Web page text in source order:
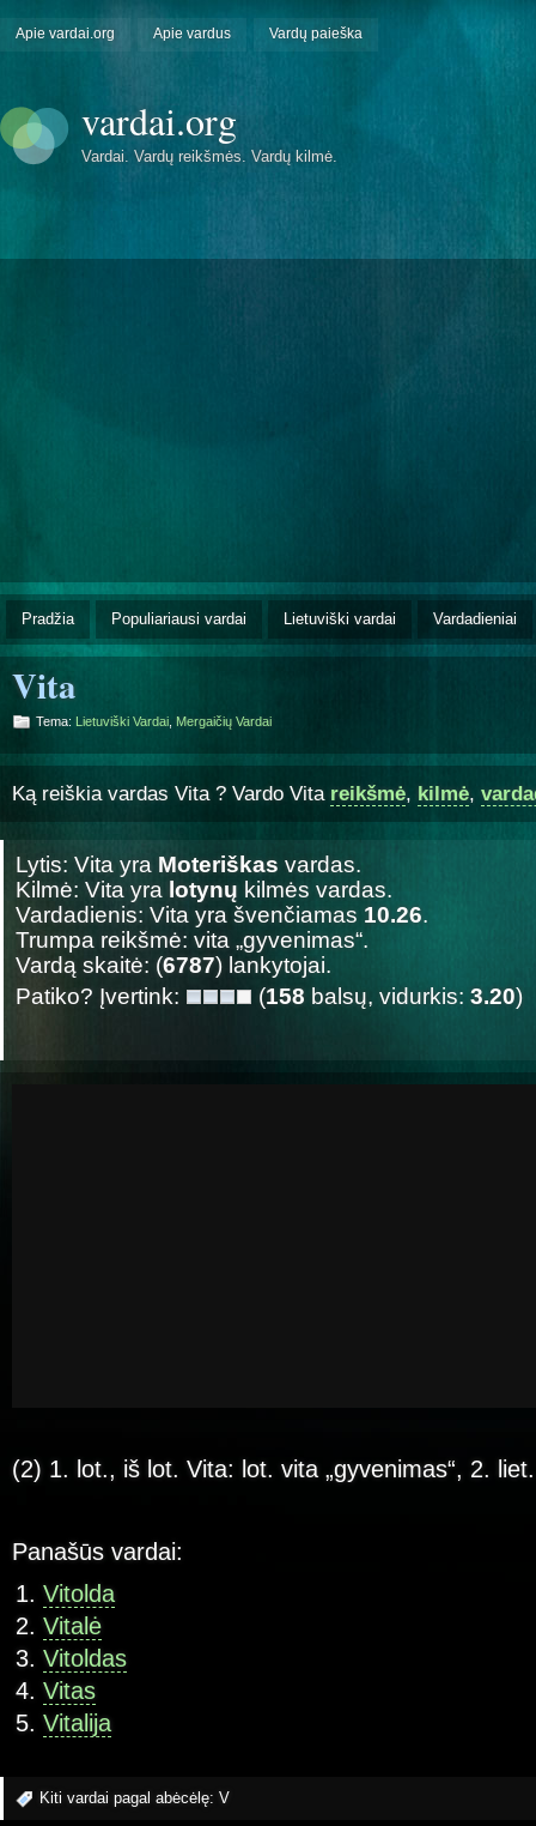
Apie vardai.org Apie vardus Vardų paieška
vardai.org
Vardai. Vardų reikšmės. Vardų kilmė.
Pradžia Populiariausi vardai Lietuviški vardai Vardadieniai
Vita
Tema: Lietuviški Vardai Mergaičių Vardai
Ką reiškia vardas Vita ? Vardo Vita reikšmė, kilmė,
Lytis: Vita yra Moteriškas vardas.
Kilmė: Vita yra lotynų kilmės vardas.
Vardadienis: Vita yra švenčiamas 10.26.
Trumpa reikšmė: vita „gyvenimas“.
Vardą skaitė: (6787) lankytojai.
Patiko? Įvertink:
(158 balsų, vidurkis: 3.20)
(2) 1. lot., iš lot. Vita: lot. vita „gyvenimas“, 2.
Panašūs vardai:
Vitolda
Vitalė
Vitoldas
Vitas
Vitalija
Kiti vardai pagal abėcėlę: V